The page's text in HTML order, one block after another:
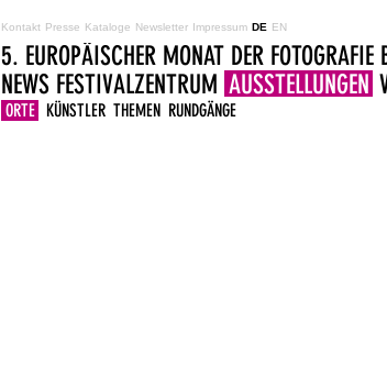
Kontakt Presse Kataloge Newsletter Impressum DE EN
5. EUROPÄISCHER MONAT DER FOTOGRAFIE
NEWS FESTIVALZENTRUM AUSSTELLUNGEN
ORTE KÜNSTLER THEMEN RUNDGÄNGE